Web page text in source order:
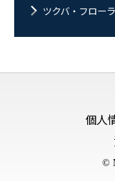
ツクバ・フロー
個人
©